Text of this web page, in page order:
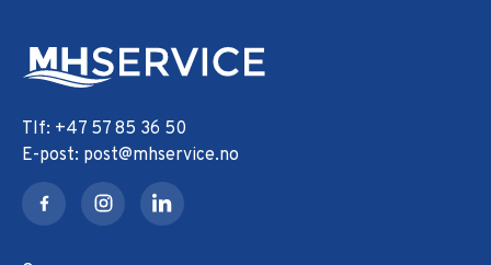
+47 57 85 36 50
post@mhservice.no